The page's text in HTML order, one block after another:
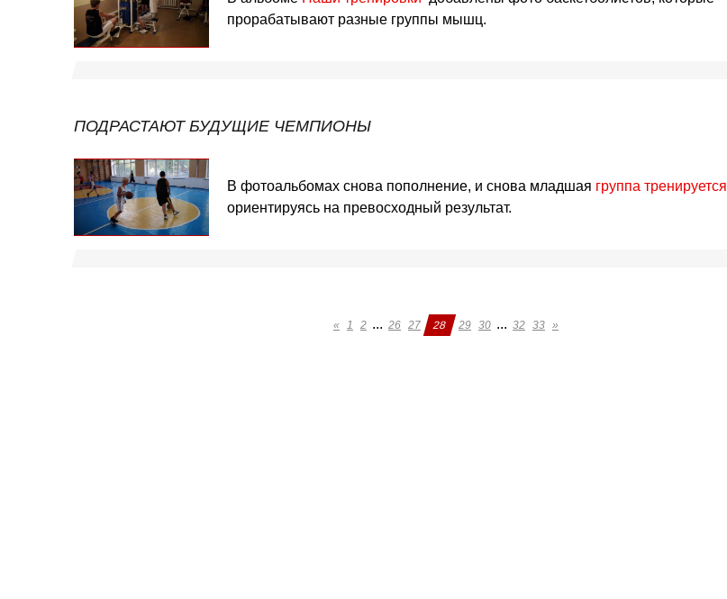
прорабатывают разные группы мышц.
ПОДРАСТАЮТ БУДУЩИЕ ЧЕМПИОНЫ
В фотоальбомах снова пополнение, и снова младшая группа тренируется
ориентируясь на превосходный результат.
« 1 2 ... 26 27 28 29 30 ... 32 33 »